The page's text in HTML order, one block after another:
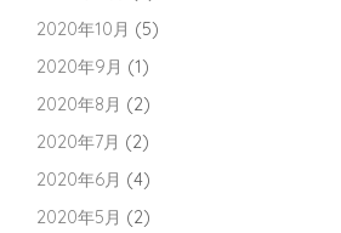
2020年10月 (5)
2020年9月 (1)
2020年8月 (2)
2020年7月 (2)
2020年6月 (4)
2020年5月 (2)